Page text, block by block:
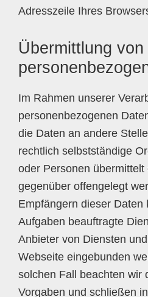
Adresszeile Ihres
Übermittlung von
Im Rahmen unserer
personenbezogenen
die Daten an andere
rechtlich selbstständige
oder Personen übermittelt
gegenüber offengelegt
Empfängern dieser Daten
Aufgaben beauftragte
Anbieter von Diensten
Webseite eingebunden
solchen Fall beachten wir
Vorgaben und schließen